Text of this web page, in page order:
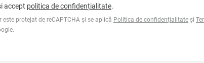
accept politica de confidențialitate.
protejat de reCAPTCHA și se aplică Politica de confidențialitate și